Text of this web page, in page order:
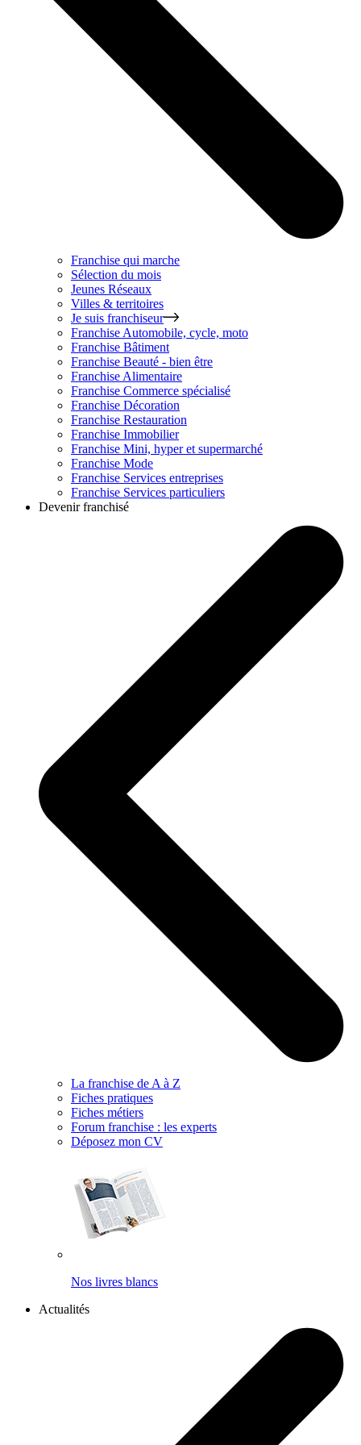
Franchise qui marche
Sélection du mois
Jeunes Réseaux
Villes & territoires
Je suis franchiseur
Franchise Automobile, cycle, moto
Franchise Bâtiment
Franchise Beauté - bien être
Franchise Alimentaire
Franchise Commerce spécialisé
Franchise Décoration
Franchise Restauration
Franchise Immobilier
Franchise Mini, hyper et supermarché
Franchise Mode
Franchise Services entreprises
Franchise Services particuliers
Devenir franchisé
La franchise de A à Z
Fiches pratiques
Fiches métiers
Forum franchise : les experts
Déposez mon CV
Nos livres blancs
Actualités